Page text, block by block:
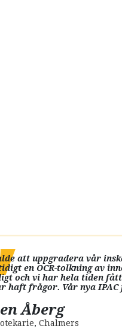
att uppgradera vår
en OCR-tolkning av
och vi har hela tiden
haft frågor. Vår nya
Åberg
, Chalmers